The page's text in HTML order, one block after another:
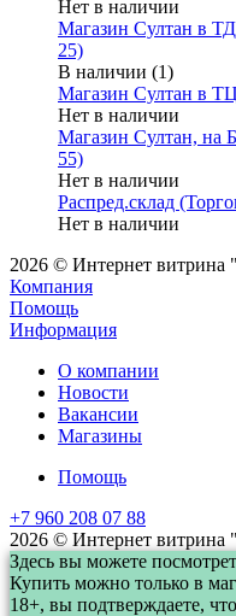
Нет в наличии
Магазин Султан в
25)
В наличии (1)
Магазин Султан в
Нет в наличии
Магазин Султан, на
55)
Нет в наличии
Распред.склад
Нет в наличии
2026 © Интернет витрина
Компания
Помощь
Информация
О компании
Новости
Вакансии
Магазины
Помощь
+7 960 208 07 88
2026 © Интернет витрина
Здесь вы можете
Купить можно только в
18+, вы подтверждаете,